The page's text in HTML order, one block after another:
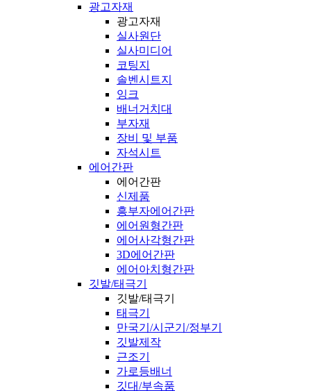
광고자재
광고자재
실사원단
실사미디어
코팅지
솔벤시트지
잉크
배너거치대
부자재
장비 및 부품
자석시트
에어간판
에어간판
신제품
흥부자에어간판
에어원형간판
에어사각형간판
3D에어간판
에어아치형간판
깃발/태극기
깃발/태극기
태극기
만국기/시군기/정부기
깃발제작
근조기
가로등배너
깃대/부속품